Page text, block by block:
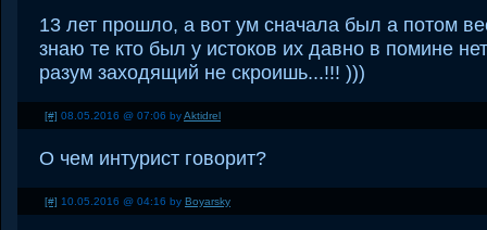
13 лет прошло, а вот ум сначала был а потом
знаю те кто был у истоков их давно в помине
разум заходящий не скроишь...!!! )))
[#] 08.05.2016 @ 07:06 byAktidrel
О чем интурист говорит?
[#] 10.05.2016 @ 04:16 by Boyarsky